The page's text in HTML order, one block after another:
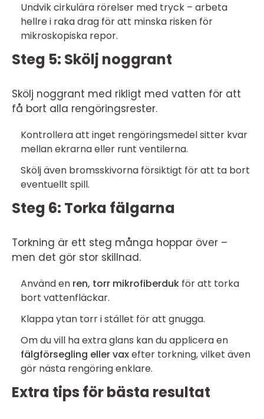
Undvik cirkulära rörelser med tryck – arbeta
hellre i raka drag för att minska risken för
mikroskopiska repor.
Steg 5: Skölj noggrant
Skölj noggrant med rikligt med vatten för att
få bort alla rengöringsrester.
Kontrollera att inget rengöringsmedel sitter kvar
mellan ekrarna eller runt ventilerna.
Skölj även bromsskivorna försiktigt för att ta bort
eventuellt spill.
Steg 6: Torka fälgarna
Torkning är ett steg många hoppar över –
men det gör stor skillnad.
Använd en ren, torr mikrofiberduk för att torka
bort vattenfläckar.
Klappa ytan torr i stället för att gnugga.
Om du vill ha extra glans kan du applicera en
fälgförsegling eller vaxefter torkning, vilket även
gör nästa rengöring enklare.
Extra tips för bästa resultat